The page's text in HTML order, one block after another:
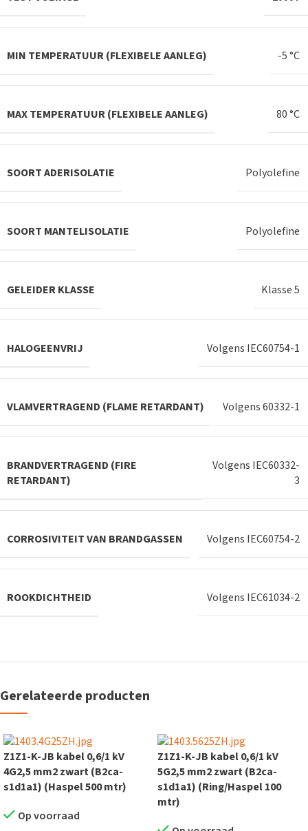
MIN TEMPERATUUR (FLEXIBELE AANLEG) -5 °C
MAX TEMPERATUUR (FLEXIBELE AANLEG) 80 °C
SOORT ADERISOLATIE Polyolefine
SOORT MANTELISOLATIE Polyolefine
GELEIDER KLASSE Klasse 5
HALOGEENVRIJ Volgens IEC60754-1
VLAMVERTRAGEND (FLAME RETARDANT) Volgens 60332-1
BRANDVERTRAGEND (FIRE
RETARDANT)
Volgens IEC60332-
3
CORROSIVITEIT VAN BRANDGASSEN Volgens IEC60754-2
ROOKDICHTHEID Volgens IEC61034-2
Gerelateerde producten
Z1Z1-K-JB kabel 0,6/1 kV
4G2,5 mm2 zwart (B2ca-
s1d1a1) (Haspel 500 mtr)
Op voorraad
Z1Z1-K-JB kabel 0,6/1 kV
5G2,5 mm2 zwart (B2ca-
s1d1a1) (Ring/Haspel 100
mtr)